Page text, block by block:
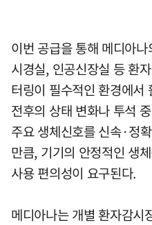
이번 공급을 통해 메디아
시경실, 인공신장실 등 환
터링이 필수적인 환경에서
전후의 상태 변화나 투석
주요 생체신호를 신속·정
만큼, 기기의 안정적인 생
사용 편의성이 요구된다.
메디아나는 개별 환자감시